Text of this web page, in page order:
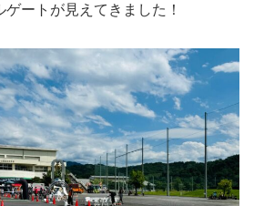
ートが見えてきました！